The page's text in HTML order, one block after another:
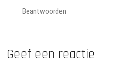
Beantwoorden
Geef een reactie